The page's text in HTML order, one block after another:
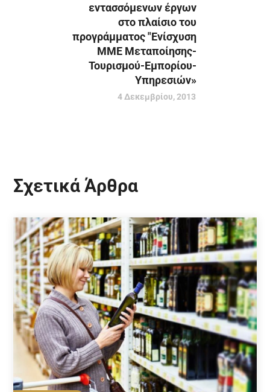
εντασσόμενων έργων
στο πλαίσιο του
προγράμματος "Ενίσχυση
ΜΜΕ Μεταποίησης-
Τουρισμού-Εμπορίου-
Υπηρεσιών»
4 Δεκεμβρίου, 2013
Σχετικά Άρθρα